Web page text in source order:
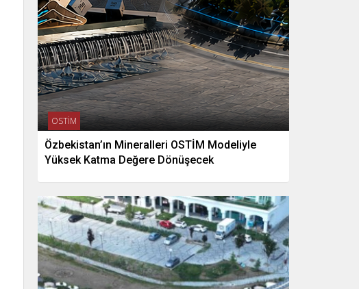
OSTİM
Özbekistan’ın Mineralleri OSTİM Modeliyle
Yüksek Katma Değere Dönüşecek